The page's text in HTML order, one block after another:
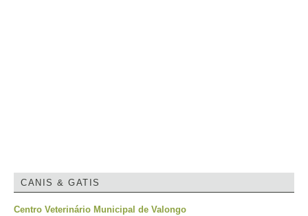
CANIS & GATIS
Centro Veterinário Municipal de Valongo